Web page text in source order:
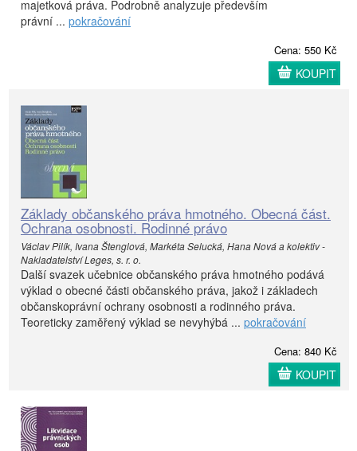
majetková práva. Podrobně analyzuje především
právní ... pokračování
Cena: 550 Kč
KOUPIT
Základy občanského práva hmotného. Obecná část.
Ochrana osobnosti. Rodinné právo
Václav Pilík, Ivana Štenglová, Markéta Selucká, Hana Nová a kolektiv -
Nakladatelství Leges, s. r. o.
Další svazek učebnice občanského práva hmotného podává
výklad o obecné části občanského práva, jakož i základech
občanskoprávní ochrany osobnosti a rodinného práva.
Teoreticky zaměřený výklad se nevyhýbá ... pokračování
Cena: 840 Kč
KOUPIT